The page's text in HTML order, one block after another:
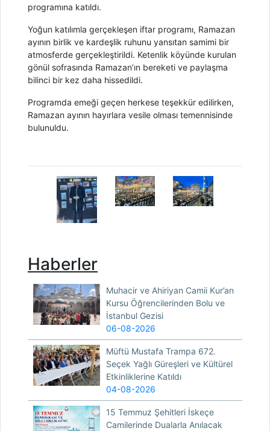
programına katıldı.
Yoğun katılımla gerçekleşen iftar programı, Ramazan
ayının birlik ve kardeşlik ruhunu yansıtan samimi bir
atmosferde gerçekleştirildi. Ketenlik köyünde kurulan
gönül sofrasında Ramazan’ın bereketi ve paylaşma
bilinci bir kez daha hissedildi.
Programda emeği geçen herkese teşekkür edilirken,
Ramazan ayının hayırlara vesile olması temennisinde
bulunuldu.
Haberler
Muhacir ve Ahiriyan Camii Kur’an
Kursu Öğrencilerinden Bolu ve
İstanbul Gezisi
06-08-2026
Müftü Mustafa Trampa 672.
Seçek Yağlı Güreşleri ve Kültürel
Etkinliklerine Katıldı
04-08-2026
15 Temmuz Şehitleri İskeçe
Camilerinde Dualarla Anılacak